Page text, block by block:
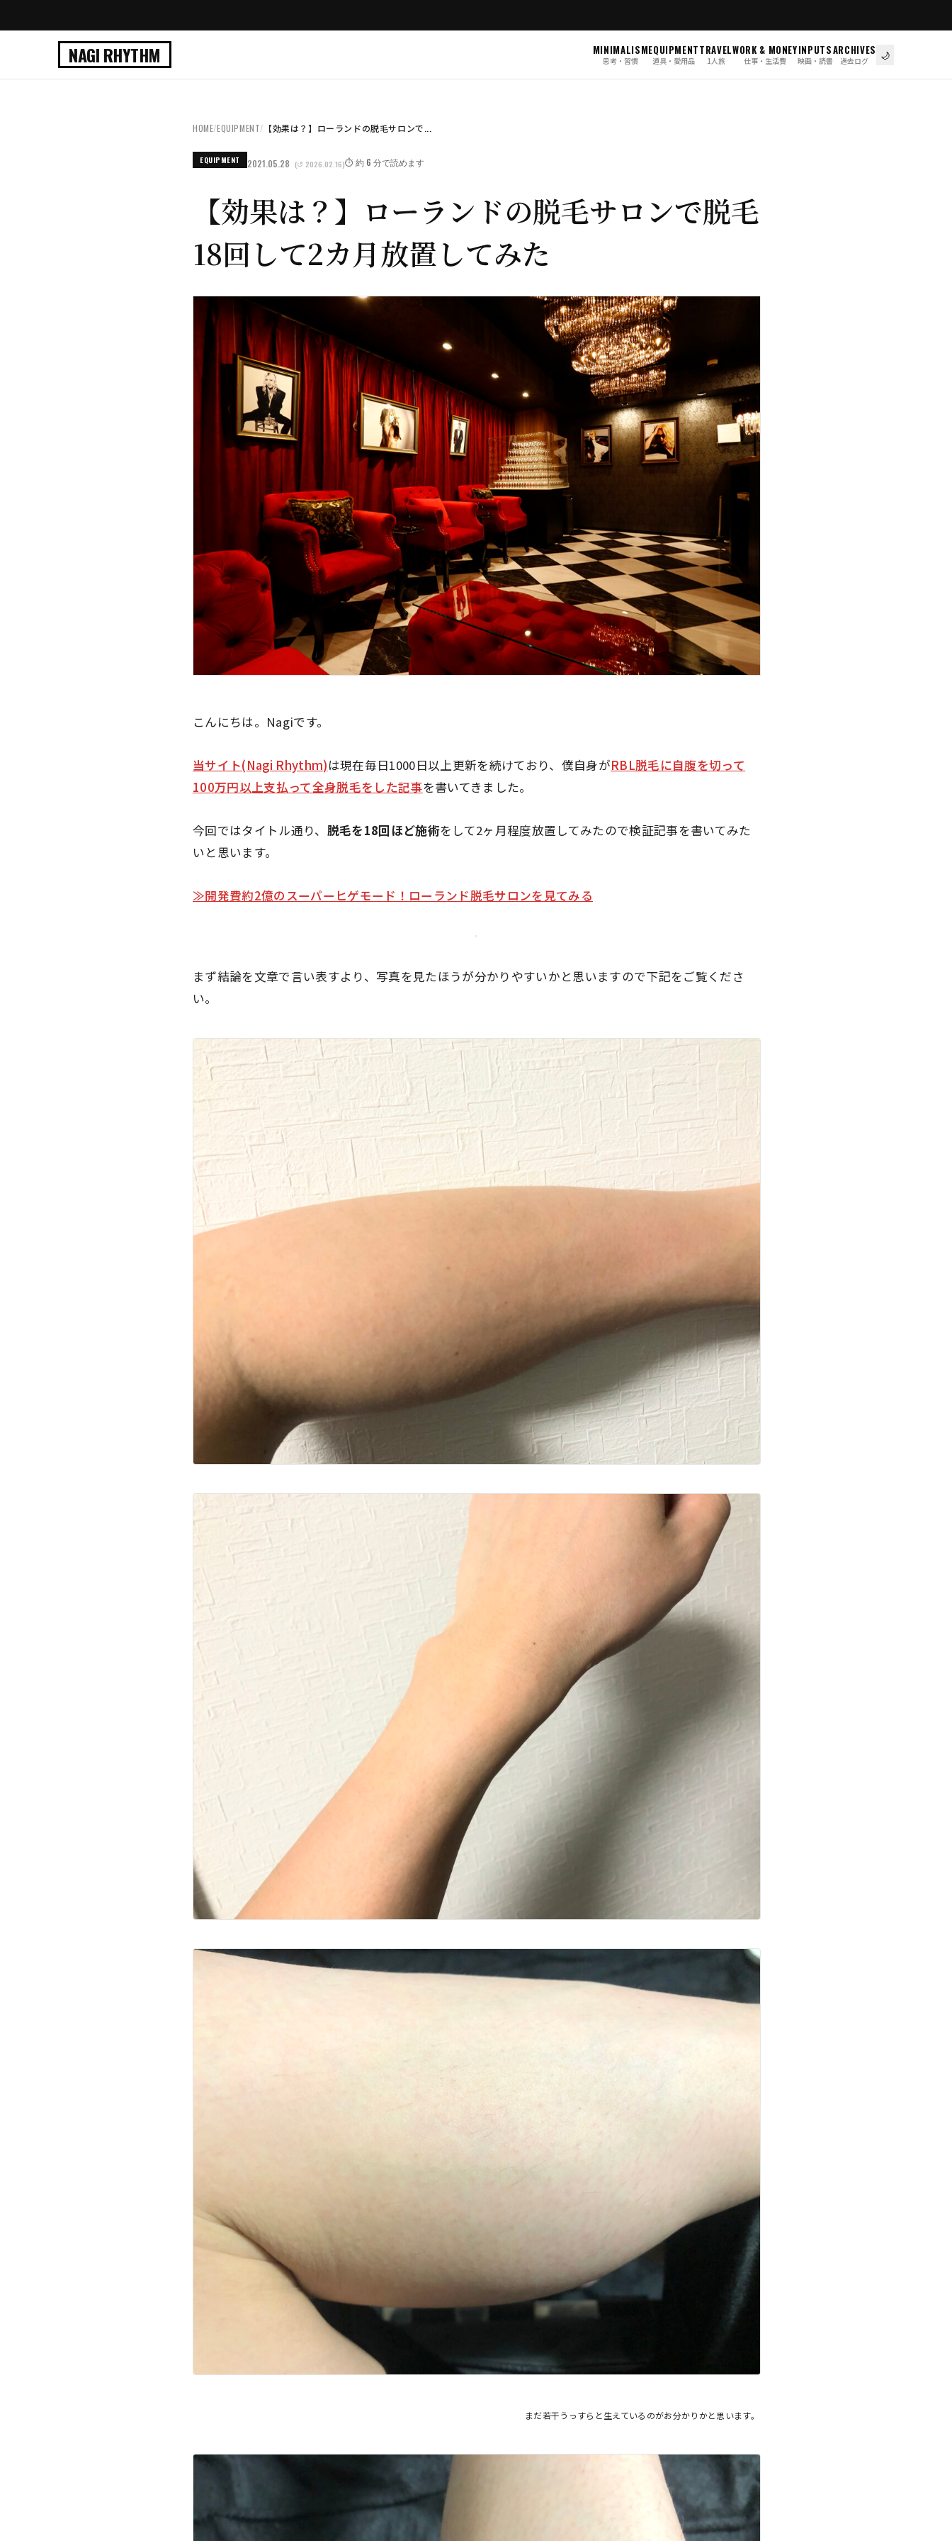
NAGI RHYTHM MINIMALISM
思考・習慣
EQUIPMENT
道具・愛用品
TRAVEL
1人旅
WORK & MONEY
仕事・生活費
INPUTS
映画・読書
ARCHIVES
過去ログ 🌙
HOME/EQUIPMENT/ 【効果は？】ローランドの脱毛サロンで...
EQUIPMENT 2021.05.28 (↺ 2026.02.16)⏱️ 約 6 分で読めます
【効果は？】ローランドの脱毛サロンで脱毛
18回して2カ月放置してみた
こんにちは。Nagiです。
当サイト(Nagi Rhythm)は現在毎日1000日以上更新を続けており、僕自身がRBL脱毛に自腹を切って
100万円以上支払って全身脱毛をした記事を書いてきました。
今回ではタイトル通り、 脱毛を18回ほど施術をして2ヶ月程度放置してみたので検証記事を書いてみた
いと思います。
≫開発費約2億のスーパーヒゲモード！ローランド脱毛サロンを見てみる
まず結論を文章で言い表すより、 写真を見たほうが分かりやすいかと思いますので下記をご覧くださ
い。
まだ若干うっすらと生えているのがお分かりかと思います。